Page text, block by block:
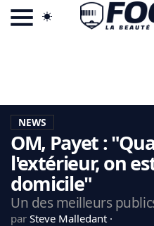
LA CHARTE
VIE PRIVÉE
CGU
CONTACTEZ-NOUS
NEWS
OM, Payet :
l'extérieur, on
domicile"
Un des meilleurs
par Steve Malledant